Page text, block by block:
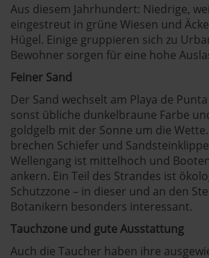
Aus diesem Jahrhundert: Niedrige,
eingestreut in grüne Wiesen und
Hügel. Einige gruppieren sich zu
Bewohner sorgen für eine hohe
Feiner Sand
Der Sand wechselt am Playa de
sonst übliche dunkelbraune Farbe
goldgelb mit der Sonne um die
brechen Schiefer und
Wellengang ist mittelhoch und
ankern. Ein Teil des Strandes ist
Schutzzone – in dieser und an den
Botanikern besonders interessant.
Tauchzone und gute Ausstattung
Auch die Taucher haben ihre